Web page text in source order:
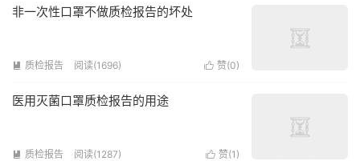
非一次性口罩不做质检报告的坏处
 赞(0)
 质检报告 阅读(1696)
医用灭菌口罩质检报告的用途
 赞(1 )
 质检报告 阅读(1287)